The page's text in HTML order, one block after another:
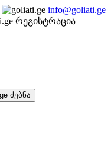
info@goliati.ge